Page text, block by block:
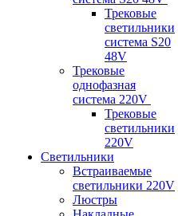
Трековые
светильники
система S20
48V
Трековые
однофазная
система 220V
Трековые
светильники
220V
Светильники
Встраиваемые
светильники 220V
Люстры